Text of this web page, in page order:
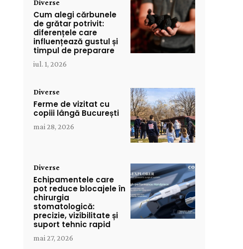
Diverse
Cum alegi cărbunele
de grătar potrivit:
diferențele care
influențează gustul și
timpul de preparare
iul. 1, 2026
Diverse
Ferme de vizitat cu
copiii lângă București
mai 28, 2026
Diverse
Echipamentele care
pot reduce blocajele în
chirurgia
stomatologică:
precizie, vizibilitate și
suport tehnic rapid
mai 27, 2026